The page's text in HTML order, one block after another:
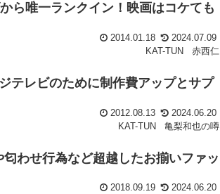
ら唯一ランクイン！映画はコケても
2014.01.18
2024.07.09
KAT-TUN
赤西仁
テレビのために制作費アップとサプ
2012.08.13
2024.06.20
KAT-TUN
亀梨和也の噂
わせ行為など超越したお揃いファッ
2018.09.19
2024.06.20